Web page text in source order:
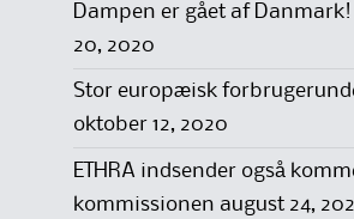
Dampen er gået af Danmark!
20, 2020
Stor europæisk
oktober 12, 2020
ETHRA indsender også
kommissionen august 24,